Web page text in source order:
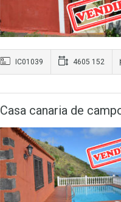
IC01039 4605 152
Casa canaria de